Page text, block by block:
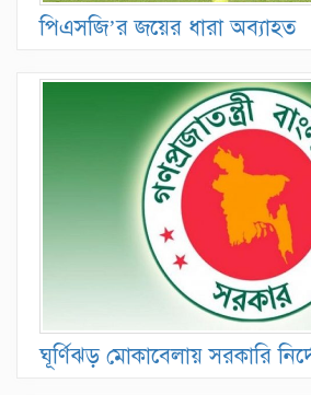
পিএসজি’র জয়ের ধারা অব্যাহত
ঘূর্ণিঝড় মোকাবেলায় সরকারি